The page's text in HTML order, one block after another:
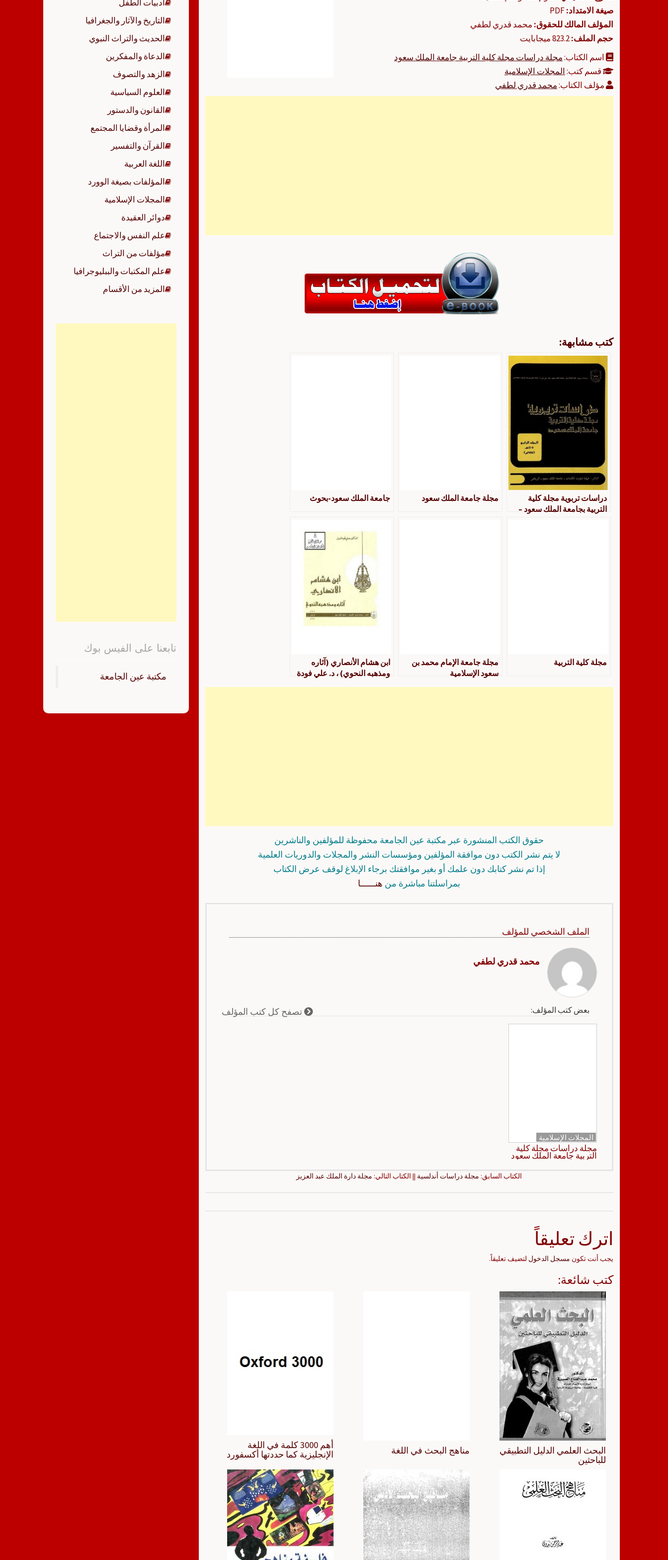
صيغة الامتداد:
المؤلف المالك للحقوق: محمد قدري لطفي
حجم الملف:
اسم الكتاب:مجلة دراسات مجلة كلية التربية جامعة الملك سعود
قسم كتب:المجلات الإسلامية
مؤلف الكتاب:محمد قدري لطفي
كتب مشابهة:
دراسات تربوية مجلة كلية
التربية بجامعة الملك سعود –
مجلة جامعة الملك سعود جامعة الملك سعود-بحوث
مجلة كلية التربية
مجلة جامعة الإمام محمد بن
سعود الإسلامية
ابن هشام الأنصاري (آثاره
ومذهبه النحوي) ، د. علي فودة
حقوق الكتب المنشورة عبر مكتبة عين الجامعة محفوظة للمؤلفين والناشرين
لا يتم نشر الكتب دون موافقة المؤلفين ومؤسسات النشر والمجلات والدوريات العلمية
إذا تم نشر كتابك دون علمك أو بغير موافقتك برجاء الإبلاغ لوقف عرض الكتاب
بمراسلتنا مباشرة من هنــــــا
الملف الشخصي للمؤلف
محمد قدري لطفي
بعض كتب المؤلف: تصفح كل كتب المؤلف
المجلات الإسلامية
مجلة دراسات مجلة كلية
التربية جامعة الملك سعود
الكتاب السابق: مجلة دراسات أندلسية || الكتاب التالي: مجلة دارة الملك عبد العزيز
اترك تعليقاً
يجب أنت تكون مسجل الدخول لتضيف تعليقاً.
كتب شائعة:
أهم 3000 كلمة في اللغة
الإنجليزية كما حددتها أكسفورد
مناهج البحث في اللغة
البحث العلمي الدليل التطبيقي
للباحثين
أدبيات الطفل
التاريخ والآثار والجغرافيا
الحديث والتراث النبوي
الدعاة والمفكرين
الزهد والتصوف
العلوم السياسية
القانون والدستور
المرأة وقضايا المجتمع
القرآن والتفسير
اللغة العربية
المؤلفات بصيغة الوورد
المجلات الإسلامية
دوائر العقيدة
علم النفس والاجتماع
مؤلفات من التراث
علم المكتبات والببليوجرافيا
المزيد من الأقسام
تابعنا على الفيس بوك
‏مكتبة عين الجامعة‏